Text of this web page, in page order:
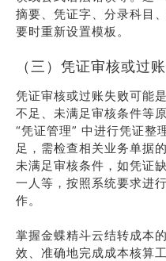
摘要、凭证字、分录科目
要时重新设置模板。
（三）凭证审核或过
凭证审核或过账失败可能
不足、未满足审核条件等
“凭证管理” 中进行凭证整
足，需检查相关业务单据
未满足审核条件，如凭证
一人等，按照系统要求进
作。
掌握金蝶精斗云结转成本
效、准确地完成成本核算